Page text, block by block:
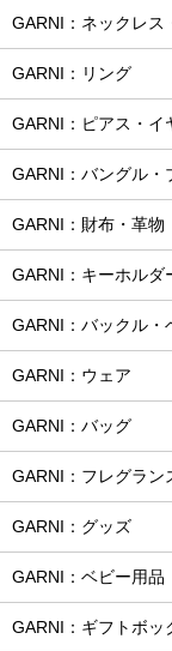
GARNI：ネックレス
GARNI：リング
GARNI：ピアス・イ
GARNI：バングル・
GARNI：財布・革物
GARNI：キーホルダ
GARNI：バックル・
GARNI：ウェア
GARNI：バッグ
GARNI：フレグラン
GARNI：グッズ
GARNI：ベビー用品
GARNI：ギフトボッ